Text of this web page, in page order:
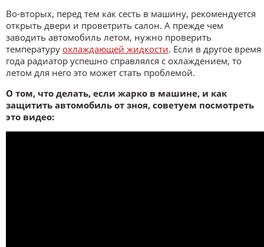
Во-вторых, перед тем как сесть в машину, рекомендуется
открыть двери и проветрить салон. А прежде чем
заводить автомобиль летом, нужно проверить
температуру охлаждающей жидкости. Если в другое время
года радиатор успешно справлялся с охлаждением, то
летом для него это может стать проблемой.
О том, что делать, если жарко в машине, и как
защитить автомобиль от зноя, советуем посмотреть
это видео: